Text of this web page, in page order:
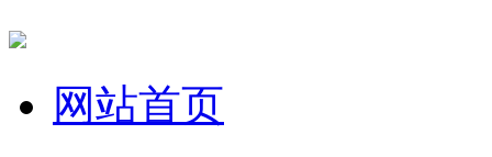
网站首页